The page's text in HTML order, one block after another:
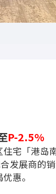
P-2.5%
宅「港岛
发展商的
惠。